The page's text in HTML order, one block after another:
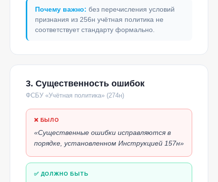
Почему важно: без перечисления условий
признания из 256н учётная политика не
соответствует стандарту формально.
3. Существенность ошибок
ФСБУ «Учётная политика» (274н)
❌ БЫЛО
«Существенные ошибки исправляются в
порядке, установленном Инструкцией 157н»
✅ ДОЛЖНО БЫТЬ